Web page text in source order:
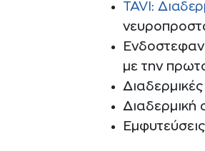
TAVI:
με την
Διαδερμική